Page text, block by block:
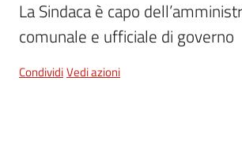
Servizi
Casalfiumanese
La Sindaca è capo
comunale e ufficiale di governo
CondividiVedi azioni